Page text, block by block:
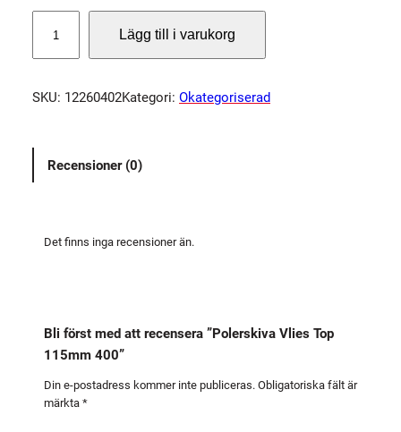
l
r
k
Lägg till i varukorg
SKU: 12260402Kategori: Okategoriserad
Recensioner (0)
Det finns inga recensioner än.
Bli först med att recensera ”Polerskiva Vlies Top
115mm 400”
Din e-postadress kommer inte publiceras. Obligatoriska fält är
märkta *